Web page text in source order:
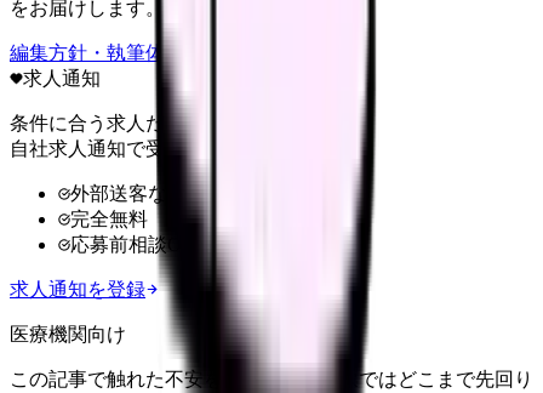
をお届けします。
編集方針・執筆体制・監修体制を見る
求人通知
条件に合う求人だけ
自社求人通知で受け取る
外部送客なし
完全無料
応募前相談OK
求人通知を登録
医療機関向け
この記事で触れた不安を、自院の求人票ではどこまで先回り